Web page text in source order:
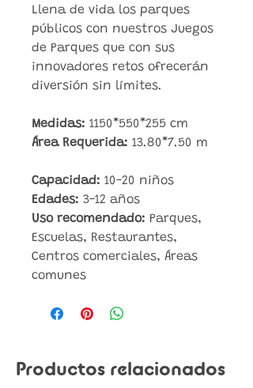
Llena de vida los parques
públicos con nuestros Juegos
de Parques que con sus
innovadores retos ofrecerán
diversión sin límites.
Medidas: 1150*550*255 cm
Área Requerida: 13.80*7.50 m
Capacidad: 10-20 niños
Edades: 3-12 años
Uso recomendado: Parques,
Escuelas, Restaurantes,
Centros comerciales, Áreas
comunes
Productos relacionados